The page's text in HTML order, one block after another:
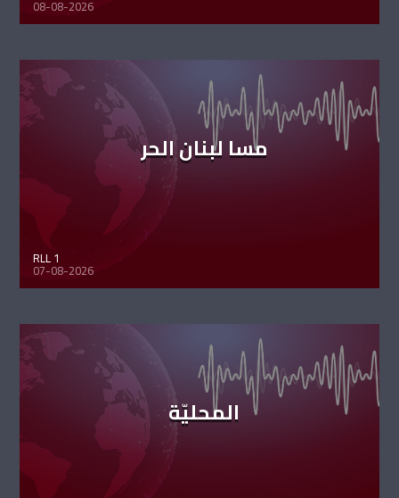
08-08-2026
مسا لبنان الحر
RLL 1
07-08-2026
المحليّة